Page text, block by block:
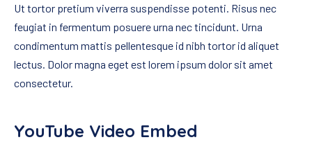
Ut tortor pretium viverra suspendisse potenti. Risus nec
feugiat in fermentum posuere urna nec tincidunt. Urna
condimentum mattis pellentesque id nibh tortor id aliquet
lectus. Dolor magna eget est lorem ipsum dolor sit amet
consectetur.
YouTube Video Embed